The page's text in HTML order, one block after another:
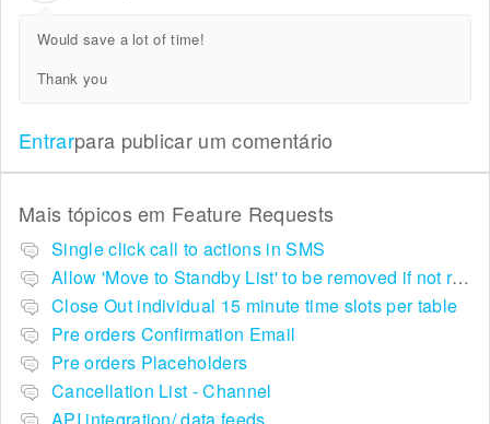
Would save a lot of time!
Thank you
Entrarpara publicar um comentário
Mais tópicos em Feature Requests
Single click call to actions in SMS
Allow 'Move to Standby List' to be removed if not required in the pop up summary menu
Close Out individual 15 minute time slots per table
Pre orders Confirmation Email
Pre orders Placeholders
Cancellation List - Channel